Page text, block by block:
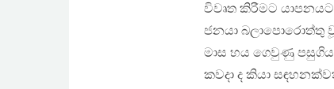
විවෘත කිරීමට
ජනයා
මාස හය ගෙවුණු
කවදා ද කියා